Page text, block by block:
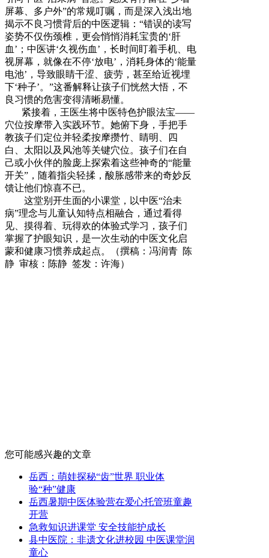
屏幕、多户外”的常规叮嘱，而是深入浅出地
揭示不良习惯背后的中医逻辑：“错误的读写
姿势不仅伤颈椎，更会悄悄消耗宝贵的‘肝
血’；中医讲‘久视伤血’，长时间盯着手机、电
视屏幕，就像在不停‘放电’，消耗身体的‘能量
电池’，导致眼睛干涩、疲劳，甚至给近视埋
下‘种子’。”这番解释让孩子们恍然大悟，不
良习惯的危害变得清晰易懂。
紧接着，王医生将中医特色护眼法宝——
穴位按摩带入实践环节。她俯下身，手把手
教孩子们定位并轻柔按摩攒竹、睛明、四
白、太阳以及风池等关键穴位。孩子们在自
己或小伙伴的脸庞上探索着这些神奇的“能量
开关”，随着指尖轻揉，酸胀感带来的奇妙反
馈让他们惊喜不已。
这堂别开生面的小课堂，以中医“治未
病”理念与儿童认知特点相融合，通过看得
见、摸得着、玩得欢的体验式学习，孩子们
掌握了护眼知识，是一次生动的中医文化启
蒙和健康习惯养成起点。（撰稿：冯润青 陈
静 审核：陈静 签发：许海）
您可能感兴趣的文章
岳西：萌娃探秘“齿”世界 职业体
验“种”健康
岳西暑期中医体验营在爱心托管班童趣
开营
急救知识进课堂 安全技能护成长
县中医院：非遗文化进校园 中医课堂润
童心